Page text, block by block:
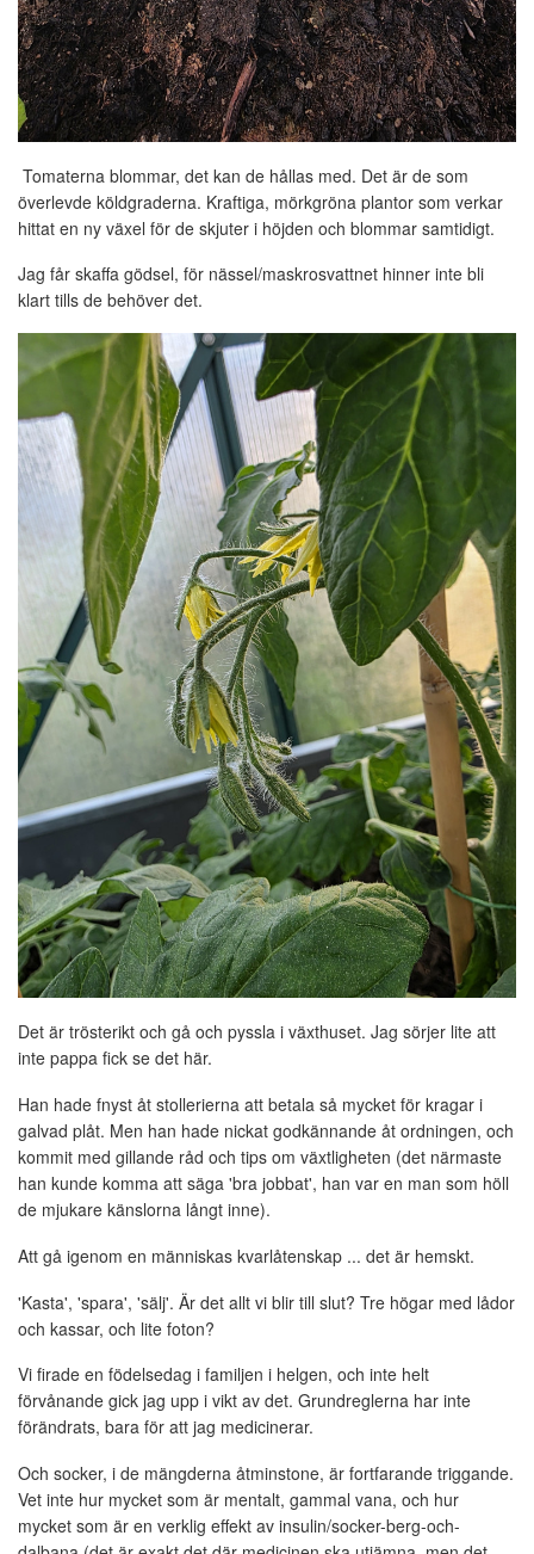
Tomaterna blommar, det kan de hållas med. Det är de som
överlevde köldgraderna. Kraftiga, mörkgröna plantor som verkar
hittat en ny växel för de skjuter i höjden och blommar samtidigt.
Jag får skaffa gödsel, för nässel/maskrosvattnet hinner inte bli
klart tills de behöver det.
Det är trösterikt och gå och pyssla i växthuset. Jag sörjer lite att
inte pappa fick se det här.
Han hade fnyst åt stollerierna att betala så mycket för kragar i
galvad plåt. Men han hade nickat godkännande åt ordningen, och
kommit med gillande råd och tips om växtligheten (det närmaste
han kunde komma att säga 'bra jobbat', han var en man som höll
de mjukare känslorna långt inne).
Att gå igenom en människas kvarlåtenskap ... det är hemskt.
'Kasta', 'spara', 'sälj'. Är det allt vi blir till slut? Tre högar med lådor
och kassar, och lite foton?
Vi firade en födelsedag i familjen i helgen, och inte helt
förvånande gick jag upp i vikt av det. Grundreglerna har inte
förändrats, bara för att jag medicinerar.
Och socker, i de mängderna åtminstone, är fortfarande triggande.
Vet inte hur mycket som är mentalt, gammal vana, och hur
mycket som är en verklig effekt av insulin/socker-berg-och-